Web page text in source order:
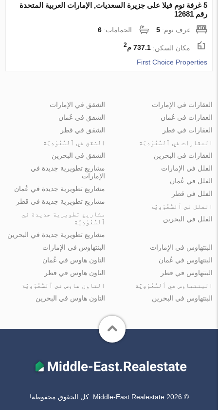
5 غرفة نوم فيلا على جزيرة السعديات, الإمارات العربية المتحدة
رقم 12681
غرف نوم:5 الحمامات:6
مكان السكن:737.1 م 2
First Choice Properties
العقارات في الإمارات
العقارات في عُمان
العقارات في قطر
العقارات في ٱلسُّعُوْدِيَّة
العقارات في البحرين
الشقق في الإمارات
الشقق في عُمان
الشقق في قطر
الشقق في ٱلسُّعُوْدِيَّة
الشقق في البحرين
الفلل في الإمارات
الفلل في عُمان
الفلل في قطر
الفلل في ٱلسُّعُوْدِيَّة
الفلل في البحرين
مشاريع تطويرية جديدة في
الإمارات
مشاريع تطويرية جديدة في عُمان
مشاريع تطويرية جديدة في قطر
مشاريع تطويرية جديدة في
ٱلسُّعُوْدِيَّة
مشاريع تطويرية جديدة في البحرين
البنتهاوس في الإمارات
البنتهاوس في عُمان
البنتهاوس في قطر
البنتهاوس في ٱلسُّعُوْدِيَّة
البنتهاوس في البحرين
البنتهاوس في الإمارات
التاون هاوس في عُمان
التاون هاوس في قطر
التاون هاوس في ٱلسُّعُوْدِيَّة
التاون هاوس في البحرين
© Middle-East Realestate 2026. كل الحقوق محفوظة!